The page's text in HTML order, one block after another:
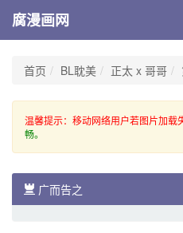
腐漫画网
首页 BL耽美 正太 x 哥哥
温馨提示：移动网络用户若图片加载
畅。
广而告之